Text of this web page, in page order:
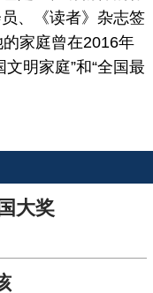
、《读者》杂志签
家庭曾在2016年
明家庭”和“全国最
大奖